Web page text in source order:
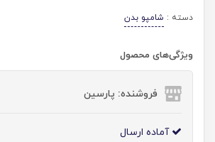
دسته : شامپو بدن
ویژگی‌های محصول
فروشنده: پارسین
آماده ارسال